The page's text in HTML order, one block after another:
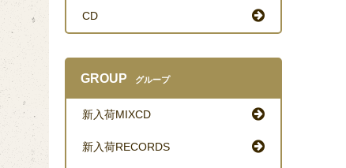
CD
GROUP グループ
新入荷MIXCD
新入荷RECORDS